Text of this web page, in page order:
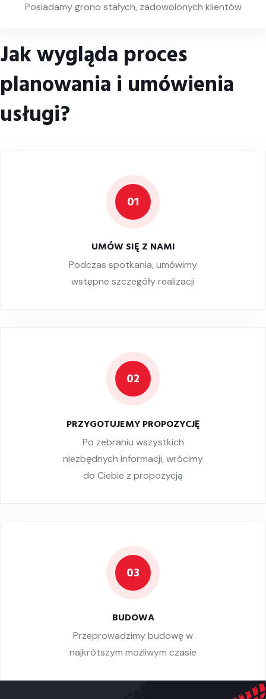
Posiadamy grono stałych, zadowolonych klientów
Jak wygląda proces
planowania i umówienia
usługi?
01
UMÓW SIĘ Z NAMI
Podczas spotkania, umówimy
wstępne szczegóły realizacji
02
PRZYGOTUJEMY PROPOZYCJĘ
Po zebraniu wszystkich
niezbędnych informacji, wrócimy
do Ciebie z propozycją
03
BUDOWA
Przeprowadzimy budowę w
najkrótszym możliwym czasie